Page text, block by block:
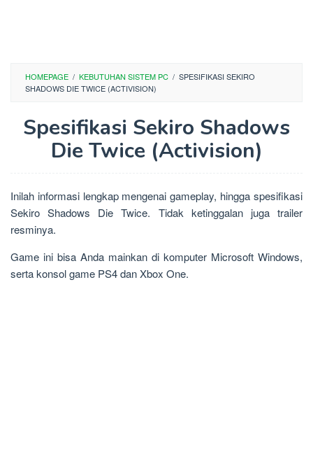
HOMEPAGE / KEBUTUHAN SISTEM PC / SPESIFIKASI SEKIRO
SHADOWS DIE TWICE (ACTIVISION)
Spesifikasi Sekiro Shadows
Die Twice (Activision)
Inilah informasi lengkap mengenai gameplay, hingga spesifikasi
Sekiro Shadows Die Twice. Tidak ketinggalan juga trailer
resminya.
Game ini bisa Anda mainkan di komputer Microsoft Windows,
serta konsol game PS4 dan Xbox One.